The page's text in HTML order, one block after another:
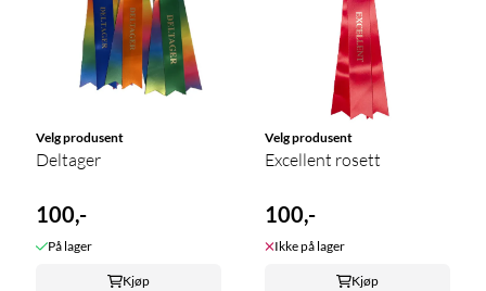
Velg produsent
Deltager
100,-
På lager
Kjøp
Velg produsent
Excellent rosett
100,-
Ikke på lager
Kjøp